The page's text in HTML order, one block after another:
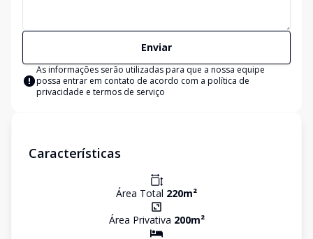
Enviar
As informações serão utilizadas para que a nossa equipe
possa entrar em contato de acordo com a política de
privacidade e termos de serviço
Características
Área Total 220m²
Área Privativa 200m²